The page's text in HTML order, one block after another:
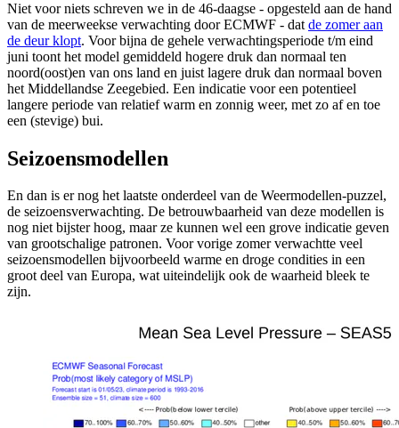
Niet voor niets schreven we in de 46-daagse - opgesteld aan de hand
van de meerweekse verwachting door ECMWF - dat de zomer aan
de deur klopt. Voor bijna de gehele verwachtingsperiode t/m eind
juni toont het model gemiddeld hogere druk dan normaal ten
noord(oost)en van ons land en juist lagere druk dan normaal boven
het Middellandse Zeegebied. Een indicatie voor een potentieel
langere periode van relatief warm en zonnig weer, met zo af en toe
een (stevige) bui.
Seizoensmodellen
En dan is er nog het laatste onderdeel van de Weermodellen-puzzel,
de seizoensverwachting. De betrouwbaarheid van deze modellen is
nog niet bijster hoog, maar ze kunnen wel een grove indicatie geven
van grootschalige patronen. Voor vorige zomer verwachtte veel
seizoensmodellen bijvoorbeeld warme en droge condities in een
groot deel van Europa, wat uiteindelijk ook de waarheid bleek te
zijn.